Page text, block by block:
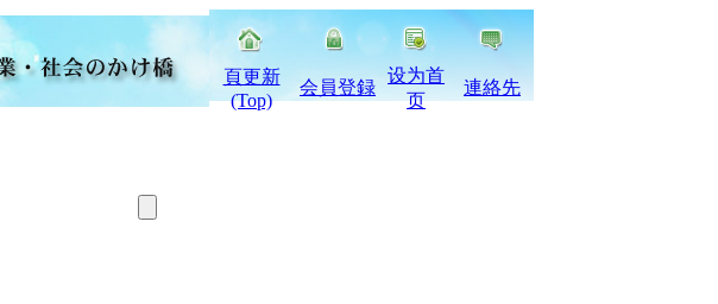
頁更新
(Top)
会員登録
设为首
页
連絡先